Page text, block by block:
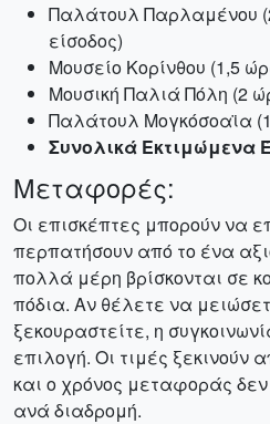
Παλάτουλ Παρλαμένου
είσοδος)
Μουσείο Κορίνθου (1,5
Μουσική Παλιά Πόλη (2
Παλάτουλ Μογκόσοαϊα
Συνολικά Εκτιμώμενα
Μεταφορές:
Οι επισκέπτες μπορούν να
περπατήσουν από το ένα
πολλά μέρη βρίσκονται σε
πόδια. Αν θέλετε να
ξεκουραστείτε, η
επιλογή. Οι τιμές ξεκινούν
και ο χρόνος μεταφοράς
ανά διαδρομή.